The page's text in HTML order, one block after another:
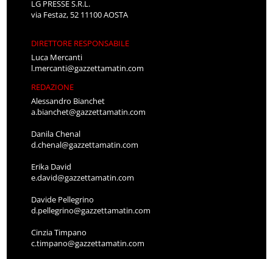
LG PRESSE S.R.L.
via Festaz, 52 11100 AOSTA
DIRETTORE RESPONSABILE
Luca Mercanti
l.mercanti@gazzettamatin.com
REDAZIONE
Alessandro Bianchet
a.bianchet@gazzettamatin.com
Danila Chenal
d.chenal@gazzettamatin.com
Erika David
e.david@gazzettamatin.com
Davide Pellegrino
d.pellegrino@gazzettamatin.com
Cinzia Timpano
c.timpano@gazzettamatin.com